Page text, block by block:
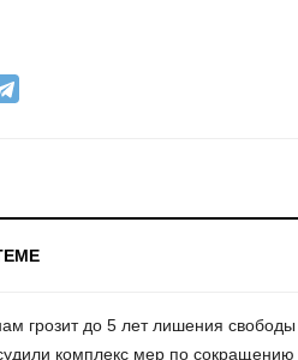
грозит до 5 лет лишения
комплекс мер по сокращению